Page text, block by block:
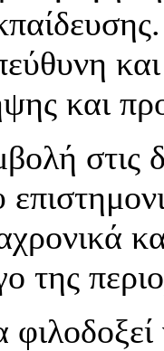
και
στις
της